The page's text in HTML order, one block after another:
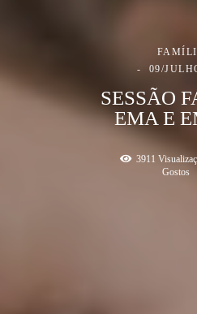
09/
SESSÃO
EMA E
3911
Gostos